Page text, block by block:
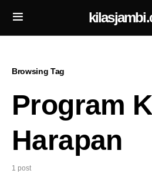
Browsing Tag
Program
Harapan
1 post